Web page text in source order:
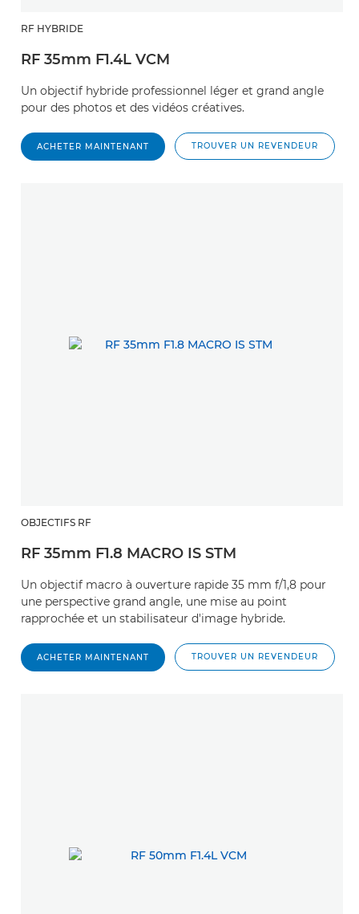
RF HYBRIDE
RF 35mm F1.4L VCM
Un objectif hybride professionnel léger et grand angle
pour des photos et des vidéos créatives.
ACHETER MAINTENANT TROUVER UN REVENDEUR
OBJECTIFS RF
RF 35mm F1.8 MACRO IS STM
Un objectif macro à ouverture rapide 35 mm f/1,8 pour
une perspective grand angle, une mise au point
rapprochée et un stabilisateur d'image hybride.
ACHETER MAINTENANT TROUVER UN REVENDEUR